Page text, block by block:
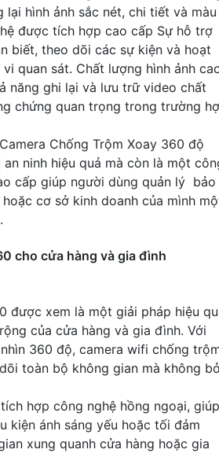
lại hình ảnh sắc nét, chi tiết và màu
được tích hợp cao cấp Sự hỗ trợ
biết, theo dõi các sự kiện và hoạt
quan sát. Chất lượng hình ảnh
năng ghi lại và lưu trữ video chất
chứng quan trọng trong trường
Chống Trộm Xoay 360 độ
ninh hiệu quả mà còn là một
cấp giúp người dùng quản lý bảo
cơ sở kinh doanh của mình
cho cửa hàng và gia đình
được xem là một giải pháp hiệu
của cửa hàng và gia đình. Với
360 độ, camera wifi chống
toàn bộ không gian mà không
hợp công nghệ hồng ngoại, giúp
kiện ánh sáng yếu hoặc tối đảm
xung quanh cửa hàng hoặc gia